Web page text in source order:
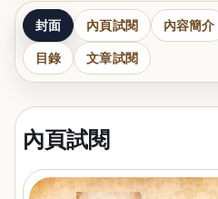
封面 內頁試閱 內容簡介
目錄 文章試閱
內頁試閱